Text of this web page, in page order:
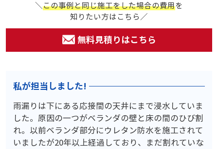
＼この事例と同じ施工をした場合の費用を
知りたい方はこちら／
無料見積りはこちら
私が担当しました!
雨漏りは下にある応接間の天井にまで浸水していま
した。原因の一つがベランダの壁と床の間のひび割
れ。以前ベランダ部分にウレタン防水を施工されて
いましたが20年以上経過しており、まだ割れていな